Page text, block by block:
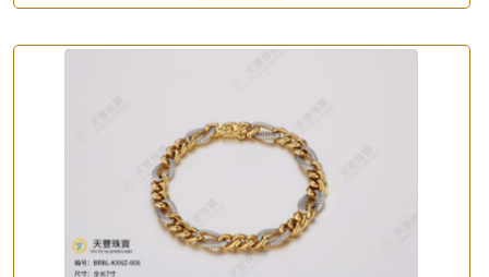
公司名稱
聯絡電話
查詢以下產品